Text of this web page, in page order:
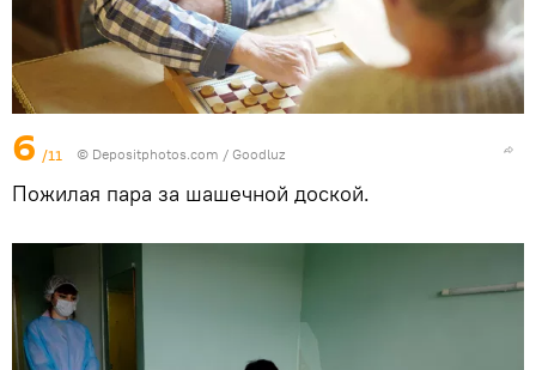
6 /11 © Depositphotos.com / Goodluz
Пожилая пара за шашечной доской.